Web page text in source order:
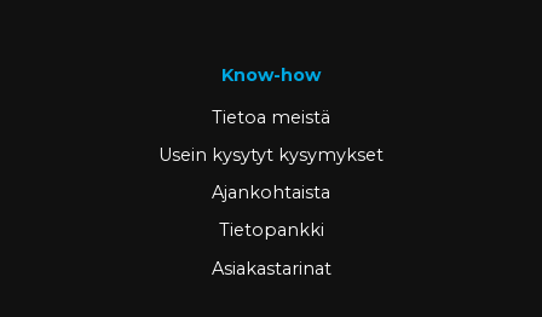
Know-how
Tietoa meistä
Usein kysytyt kysymykset
Ajankohtaista
Tietopankki
Asiakastarinat